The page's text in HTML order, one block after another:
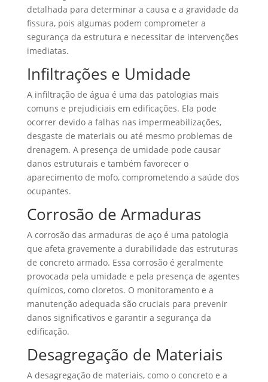
detalhada para determinar a causa e a gravidade da
fissura, pois algumas podem comprometer a
segurança da estrutura e necessitar de intervenções
imediatas.
Infiltrações e Umidade
A infiltração de água é uma das patologias mais
comuns e prejudiciais em edificações. Ela pode
ocorrer devido a falhas nas impermeabilizações,
desgaste de materiais ou até mesmo problemas de
drenagem. A presença de umidade pode causar
danos estruturais e também favorecer o
aparecimento de mofo, comprometendo a saúde dos
ocupantes.
Corrosão de Armaduras
A corrosão das armaduras de aço é uma patologia
que afeta gravemente a durabilidade das estruturas
de concreto armado. Essa corrosão é geralmente
provocada pela umidade e pela presença de agentes
químicos, como cloretos. O monitoramento e a
manutenção adequada são cruciais para prevenir
danos significativos e garantir a segurança da
edificação.
Desagregação de Materiais
A desagregação de materiais, como o concreto e a